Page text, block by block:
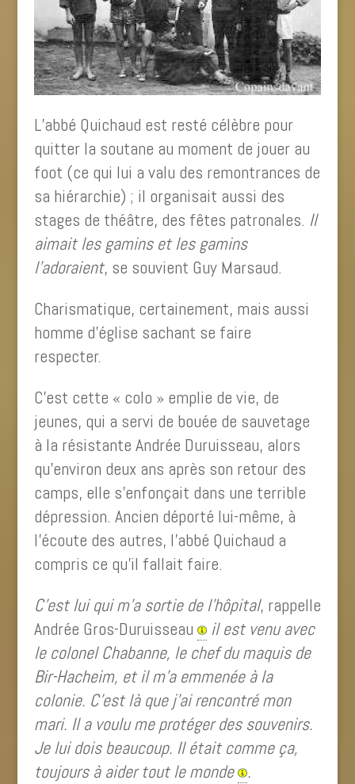
L’abbé Quichaud est resté célèbre pour
quitter la soutane au moment de jouer au
foot (ce qui lui a valu des remontrances de
sa hiérarchie) ; il organisait aussi des
stages de théâtre, des fêtes patronales. Il
aimait les gamins et les gamins
l’adoraient, se souvient Guy Marsaud.
Charismatique, certainement, mais aussi
homme d’église sachant se faire
respecter.
C’est cette « colo » emplie de vie, de
jeunes, qui a servi de bouée de sauvetage
à la résistante Andrée Duruisseau, alors
qu’environ deux ans après son retour des
camps, elle s’enfonçait dans une terrible
dépression. Ancien déporté lui-même, à
l’écoute des autres, l’abbé Quichaud a
compris ce qu’il fallait faire.
C’est lui qui m’a sortie de l’hôpital, rappelle
Andrée Gros-Duruisseau
il est venu avec
le colonel Chabanne, le chef du maquis de
Bir-Hacheim, et il m’a emmenée à la
colonie. C’est là que j’ai rencontré mon
mari. Il a voulu me protéger des souvenirs.
Je lui dois beaucoup. Il était comme ça,
toujours à aider tout le monde
.